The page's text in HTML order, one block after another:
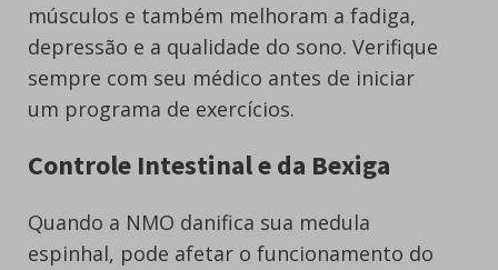
músculos e também melhoram a fadiga,
depressão e a qualidade do sono. Verifique
sempre com seu médico antes de iniciar
um programa de exercícios.
Controle Intestinal e da Bexiga
Quando a NMO danifica sua medula
espinhal, pode afetar o funcionamento do